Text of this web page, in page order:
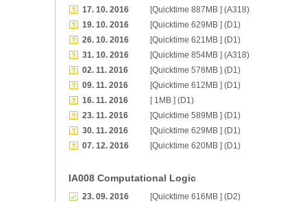
17. 10. 2016
[Quicktime 887MB ] (A318)
19. 10. 2016
[Quicktime 629MB ] (D1)
26. 10. 2016
[Quicktime 621MB ] (D1)
31. 10. 2016
[Quicktime 854MB ] (A318)
02. 11. 2016
[Quicktime 578MB ] (D1)
09. 11. 2016
[Quicktime 612MB ] (D1)
16. 11. 2016
[ 1MB ] (D1)
23. 11. 2016
[Quicktime 589MB ] (D1)
30. 11. 2016
[Quicktime 629MB ] (D1)
07. 12. 2016
[Quicktime 620MB ] (D1)
IA008 Computational Logic
23. 09. 2016
[Quicktime 616MB ] (D2)